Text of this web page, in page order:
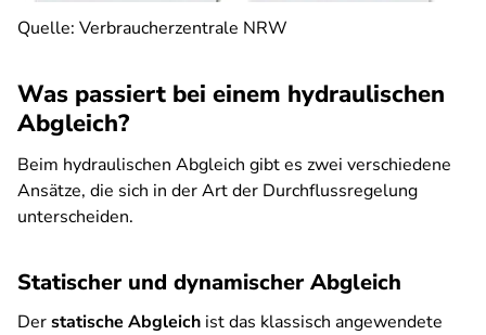
Quelle: Verbraucherzentrale NRW
Was passiert bei einem hydraulischen
Abgleich?
Beim hydraulischen Abgleich gibt es zwei verschiedene
Ansätze, die sich in der Art der Durchflussregelung
unterscheiden.
Statischer und dynamischer Abgleich
Derstatische Abgleich ist das klassisch angewendete